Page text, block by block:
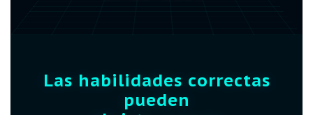
Las habilidades correctas
pueden